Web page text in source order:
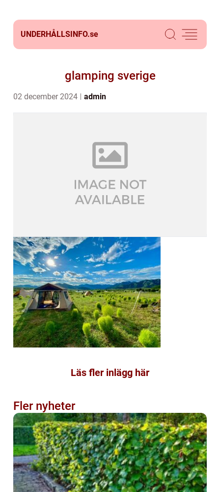
UNDERHÅLLSINFO.se
glamping sverige
02 december 2024 admin
Läs fler inlägg här
Fler nyheter